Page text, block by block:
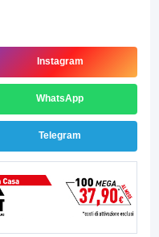
Instagram
WhatsApp
Telegram